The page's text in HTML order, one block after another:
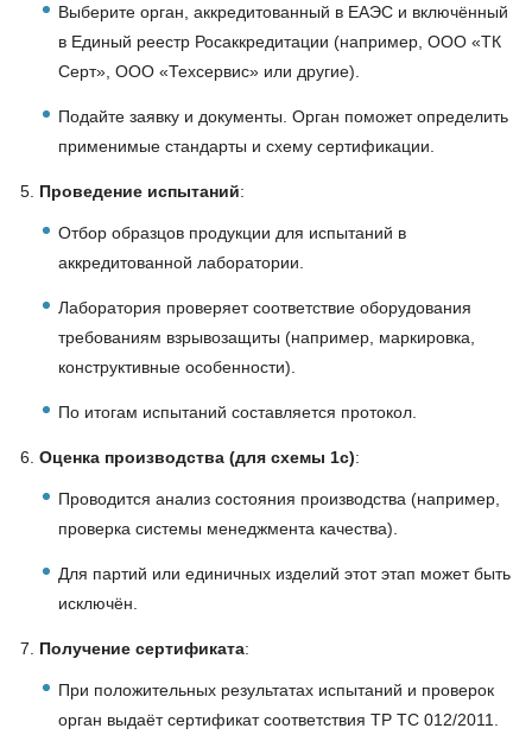
Выберите орган, аккредитованный в ЕАЭС и включённый
в Единый реестр Росаккредитации (например, ООО «ТК
Серт», ООО «Техсервис» или другие).
Подайте заявку и документы. Орган поможет определить
применимые стандарты и схему сертификации.
Проведение испытаний:
Отбор образцов продукции для испытаний в
аккредитованной лаборатории.
Лаборатория проверяет соответствие оборудования
требованиям взрывозащиты (например, маркировка,
конструктивные особенности).
По итогам испытаний составляется протокол.
Оценка производства (для схемы 1с):
Проводится анализ состояния производства (например,
проверка системы менеджмента качества).
Для партий или единичных изделий этот этап может быть
исключён.
Получение сертификата:
При положительных результатах испытаний и проверок
орган выдаёт сертификат соответствия ТР ТС 012/2011.